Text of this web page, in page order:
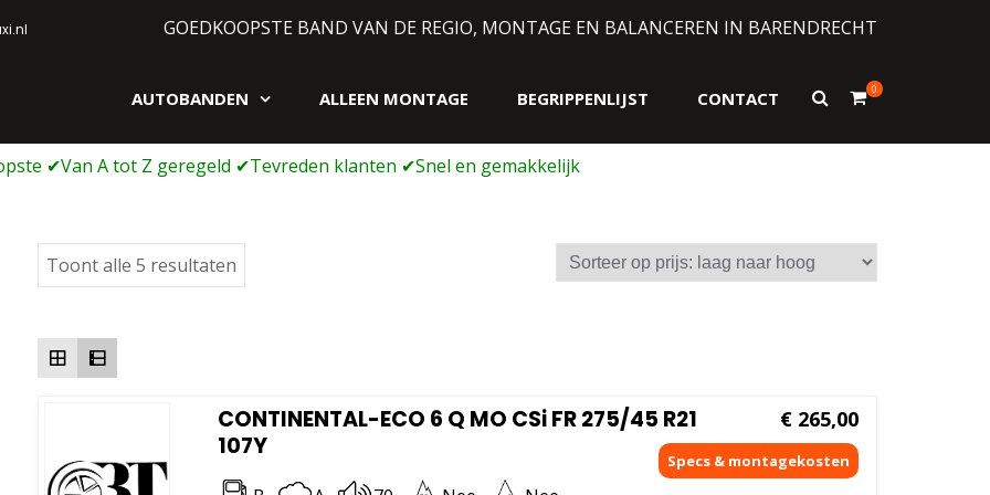
GOEDKOOPSTE BAND VAN DE REGIO, MONTAGE EN BALANCEREN IN BARENDRECHT
AUTOBANDEN ALLEEN MONTAGE BEGRIPPENLIJST CONTACT
Toon
0
Toont alle 5 resultaten
op
CONTINENTAL-ECO 6 Q MO CSi FR 275/45 R21
107Y
€ 265,00